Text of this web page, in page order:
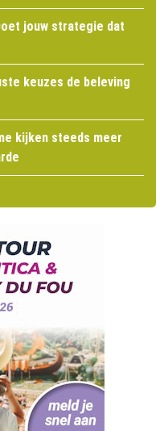
jouw strategie dat
keuzes de beleving
kijken steeds meer